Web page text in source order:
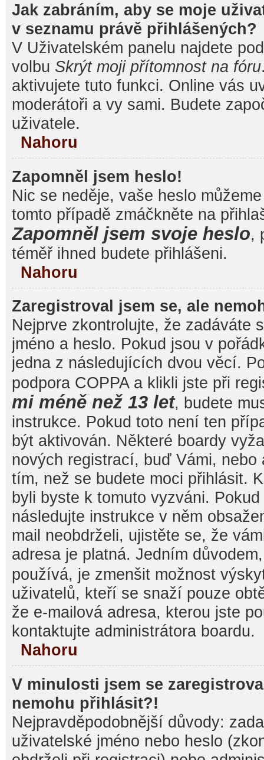
Jak zabráním, aby se moje
v seznamu právě přihlášených?
V Uživatelském panelu najdete
volbu Skrýt moji přítomnost na fóru
aktivujete tuto funkci. Online vás
moderátoři a vy sami. Budete
uživatele.
Nahoru
Zapomněl jsem heslo!
Nic se neděje, vaše heslo
tomto případě zmáčkněte na
Zapomněl jsem svoje heslo,
téměř ihned budete přihlášeni.
Nahoru
Zaregistroval jsem se, ale
Nejprve zkontrolujte, že zadáváte
jméno a heslo. Pokud jsou v
jedna z následujících dvou věcí.
podpora COPPA a klikli jste při
mi méně než 13 let, budete
instrukce. Pokud toto není ten
být aktivován. Některé boardy
nových registrací, buď Vámi, nebo
tím, než se budete moci přihlásit.
byli byste k tomuto vyzváni.
následujte instrukce v něm
mail neobdrželi, ujistěte se, že
adresa je platná. Jedním
používá, je zmenšit možnost
uživatelů, kteří se snaží pouze
že e-mailová adresa, kterou jste
kontaktujte administrátora boardu.
Nahoru
V minulosti jsem se
nemohu přihlásit?!
Nejpravděpodobnější důvody:
uživatelské jméno nebo heslo